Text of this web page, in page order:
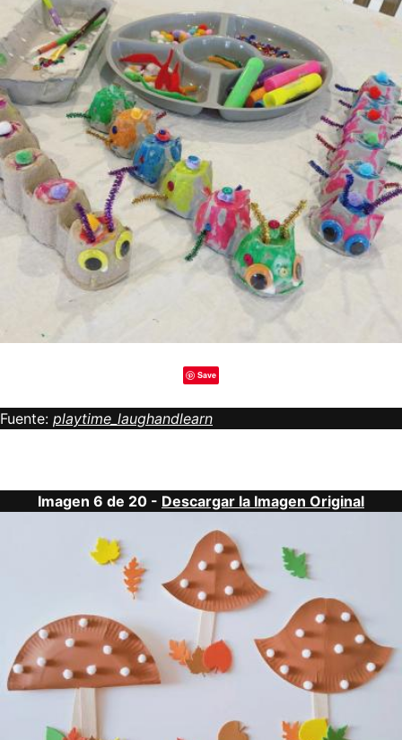
Save
Fuente: playtime_laughandlearn
Imagen 6 de 20 - Descargar la Imagen Original